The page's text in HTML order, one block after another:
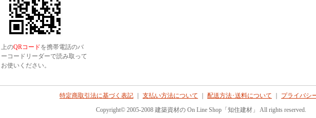
上のQRコードを携帯電話のバ
ーコードリーダーで読み取って
お使いください。
特定商取引法に基づく表記 支払い方法について 配送方法･送料について
プライバシ
Copyright© 2005-2008 建築資材の On Line Shop「知住建材」 All rights reserved.